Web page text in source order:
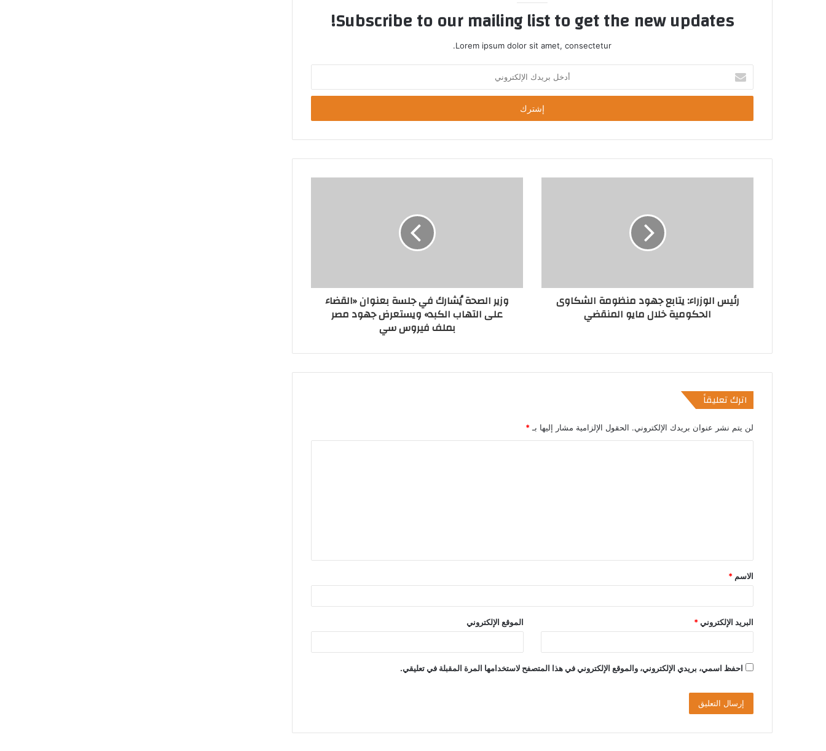
Subscribe to our mailing list to get the new updates!
Lorem ipsum dolor sit amet, consectetur.
خ
ب
د
ن
رئيس الوزراء: يتابع جهود منظومة الشكاوى
الحكومية خلال مايو المنقضي
وزير الصحة يُشارك في جلسة بعنوان «القضاء
على التهاب الكبد» ويستعرض جهود مصر
بملف فيروس سي
اترك تعليقاً
لن يتم نشر عنوان بريدك الإلكتروني. الحقول الإلزامية مشار إليها بـ*
ق
*
الاسم *
البريد الإلكتروني* الموقع الإلكتروني
احفظ اسمي، بريدي الإلكتروني، والموقع الإلكتروني في هذا المتصفح لاستخدامها المرة المقبلة في تعليقي.